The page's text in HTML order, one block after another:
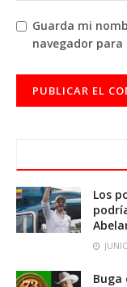
Guarda mi
navegador
Los
Buga